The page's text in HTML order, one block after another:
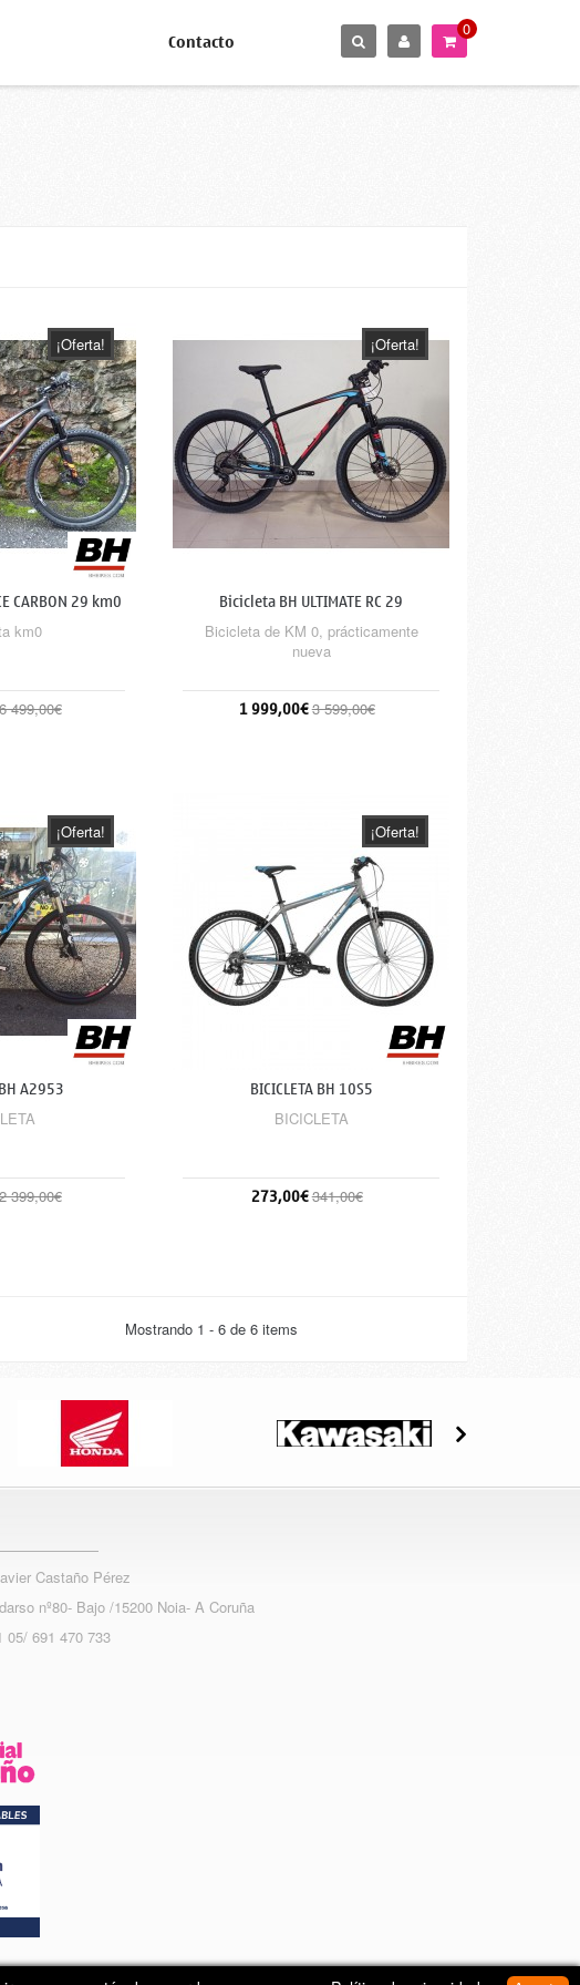
Contacto
0
¡Oferta!
CARBON 29 km0
km0
499,00€
¡Oferta!
Bicicleta BH ULTIMATE RC 29
Bicicleta de KM 0, prácticamente
nueva
1 999,00€3 599,00€
¡Oferta!
A2953
399,00€
¡Oferta!
BICICLETA BH 10S5
BICICLETA
273,00€341,00€
Mostrando 1 - 6 de 6 items
Castaño Pérez
nº80- Bajo /15200 Noia- A Coruña
05/ 691 470 733